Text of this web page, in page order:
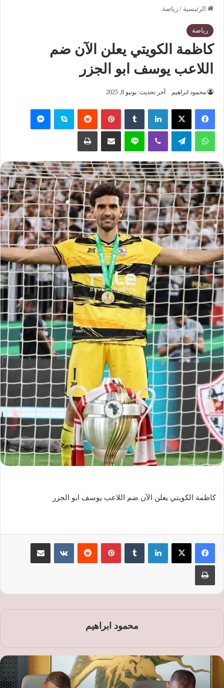
الرئيسية / رياضة
رياضة
كاظمة الكويتي يعلن الآن ضم
اللاعب يوسف ابو الجزر
محمود ابراهيم آخر تحديث: يونيو 8, 2025
فيسبوك ‫X لينكدإن بينتيريست سكايب
واتساب تيلقرام لاين
كاظمة الكويتي يعلن الآن ضم اللاعب يوسف ابو الجزر
لينكدإن بينتيريست
محمود ابراهيم